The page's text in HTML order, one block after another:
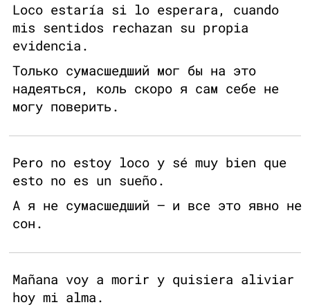
Loco estaría si lo esperara, cuando
mis sentidos rechazan su propia
evidencia.
Только сумасшедший мог бы на это
надеяться, коль скоро я сам себе не
могу поверить.
Pero no estoy loco y sé muy bien que
esto no es un sueño.
А я не сумасшедший — и все это явно не
сон.
Mañana voy a morir y quisiera aliviar
hoy mi alma.